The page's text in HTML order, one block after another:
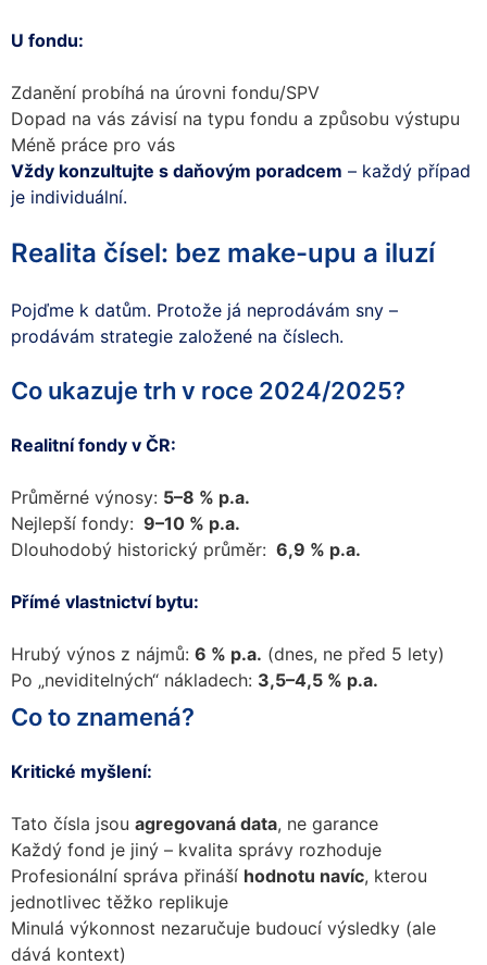
U fondu:
Zdanění probíhá na úrovni fondu/SPV
Dopad na vás závisí na typu fondu a způsobu výstupu
Méně práce pro vás
Vždy konzultujte s daňovým poradcem – každý případ
je individuální.
Realita čísel: bez make-upu a iluzí
Pojďme k datům. Protože já neprodávám sny –
prodávám strategie založené na číslech.
Co ukazuje trh v roce 2024/2025?
Realitní fondy v ČR:
Průměrné výnosy: 5–8 % p.a.
Nejlepší fondy: 9–10 % p.a.
Dlouhodobý historický průměr: 6,9 % p.a.
Přímé vlastnictví bytu:
Hrubý výnos z nájmů: 6 % p.a. (dnes, ne před 5 lety)
Po „neviditelných“ nákladech: 3,5–4,5 % p.a.
Co to znamená?
Kritické myšlení:
Tato čísla jsou agregovaná data, ne garance
Každý fond je jiný – kvalita správy rozhoduje
Profesionální správa přináší hodnotu navíc, kterou
jednotlivec těžko replikuje
Minulá výkonnost nezaručuje budoucí výsledky (ale
dává kontext)